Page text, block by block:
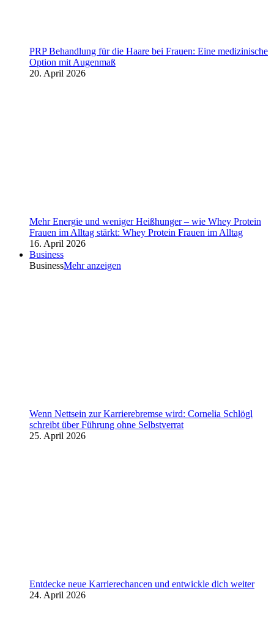
PRP Behandlung für die Haare bei Frauen: Eine medizinische
Option mit Augenmaß
20. April 2026
Mehr Energie und weniger Heißhunger – wie Whey Protein
Frauen im Alltag stärkt: Whey Protein Frauen im Alltag
16. April 2026
Business
BusinessMehr anzeigen
Wenn Nettsein zur Karrierebremse wird: Cornelia Schlögl
schreibt über Führung ohne Selbstverrat
25. April 2026
Entdecke neue Karrierechancen und entwickle dich weiter
24. April 2026